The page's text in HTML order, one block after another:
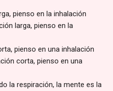
pienso en la inhalación
larga, pienso en la
pienso en una inhalación
corta, pienso en una
la respiración, la mente es la